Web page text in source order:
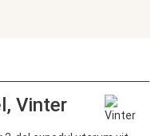
Vinter